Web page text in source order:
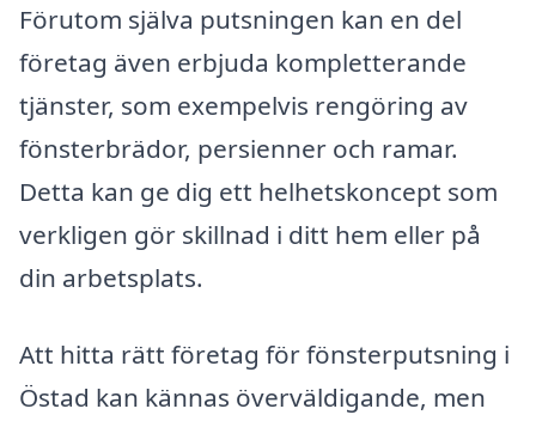
Förutom själva putsningen kan en del
företag även erbjuda kompletterande
tjänster, som exempelvis rengöring av
fönsterbrädor, persienner och ramar.
Detta kan ge dig ett helhetskoncept som
verkligen gör skillnad i ditt hem eller på
din arbetsplats.
Att hitta rätt företag för fönsterputsning i
Östad kan kännas överväldigande, men